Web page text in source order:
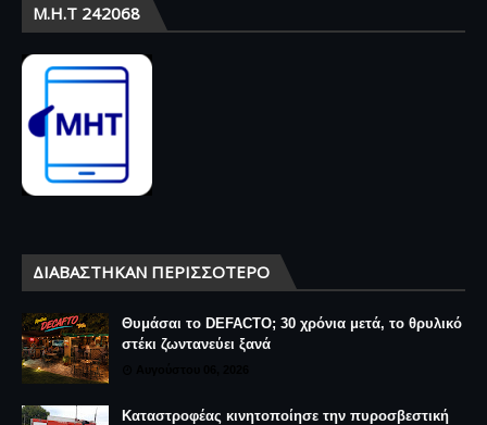
Μ.Η.Τ 242068
ΔΙΑΒΆΣΤΗΚΑΝ ΠΕΡΙΣΣΌΤΕΡΟ
Θυμάσαι το DEFACTO; 30 χρόνια μετά, το θρυλικό
στέκι ζωντανεύει ξανά
Καταστροφέας κινητοποίησε την πυροσβεστική